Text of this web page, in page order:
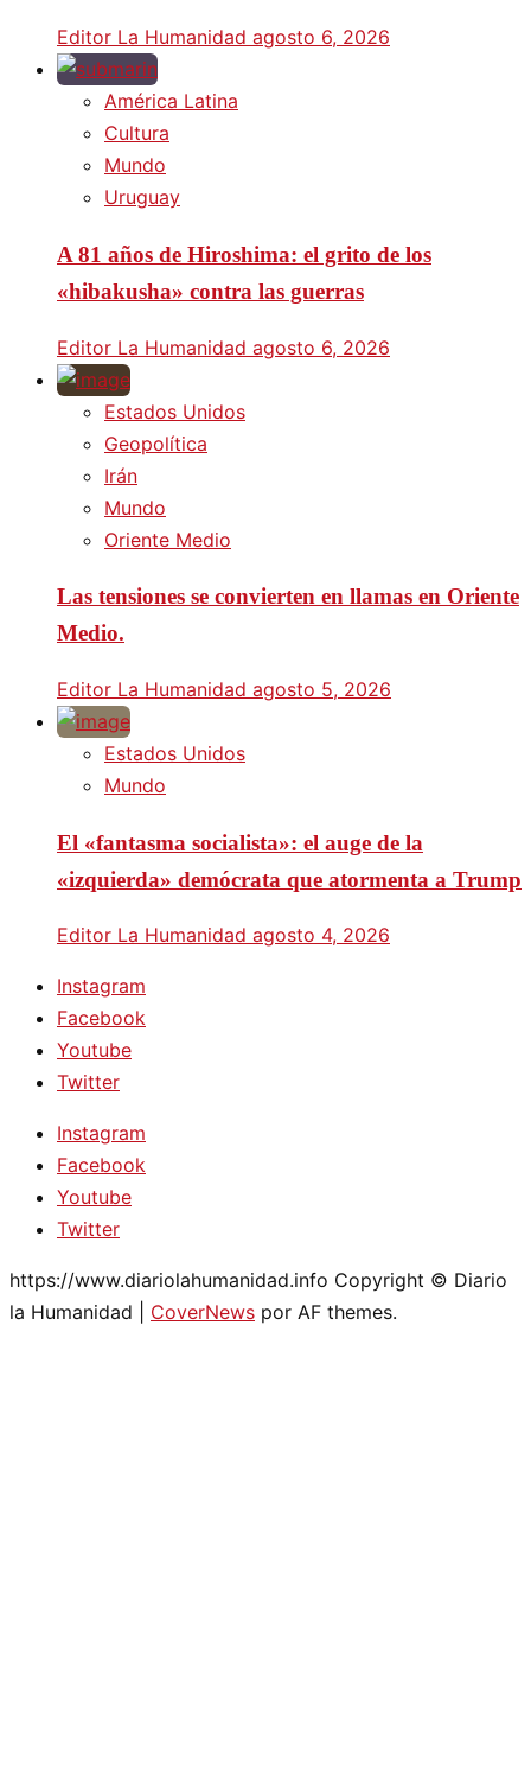
Editor La Humanidad agosto 6, 2026
América Latina
Cultura
Mundo
Uruguay
A 81 años de Hiroshima: el grito de los
«hibakusha» contra las guerras
Editor La Humanidad agosto 6, 2026
Estados Unidos
Geopolítica
Irán
Mundo
Oriente Medio
Las tensiones se convierten en llamas en Oriente
Medio.
Editor La Humanidad agosto 5, 2026
Estados Unidos
Mundo
El «fantasma socialista»: el auge de la
«izquierda» demócrata que atormenta a Trump
Editor La Humanidad agosto 4, 2026
Instagram
Facebook
Youtube
Twitter
Instagram
Facebook
Youtube
Twitter
https://www.diariolahumanidad.info Copyright © Diario
la Humanidad
CoverNews por AF themes.